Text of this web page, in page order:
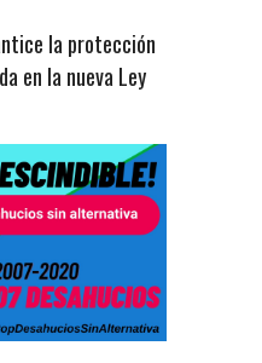
la protección
en la nueva Ley